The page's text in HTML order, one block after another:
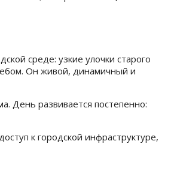
среде: узкие улочки старого
Он живой, динамичный и
День развивается постепенно:
к городской инфраструктуре,